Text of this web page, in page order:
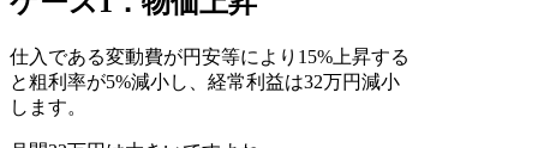
仕入である変動費が円安等により15%上昇する
と粗利率が5%減小し、経常利益は32万円減小
します。